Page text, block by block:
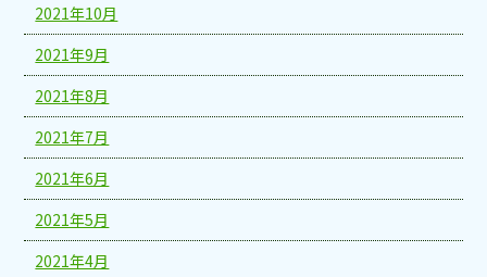
2021年10月
2021年9月
2021年8月
2021年7月
2021年6月
2021年5月
2021年4月